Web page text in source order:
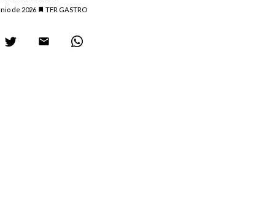
de 2026
TFR GASTRO